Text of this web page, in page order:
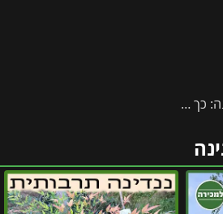
עבורכם